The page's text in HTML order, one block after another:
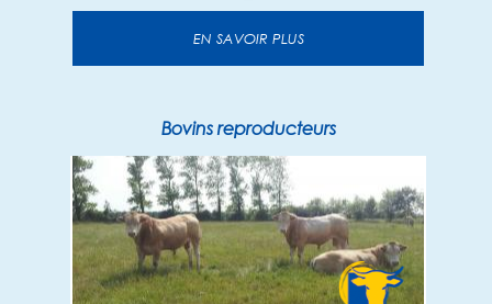
EN SAVOIR PLUS
Bovins reproducteurs